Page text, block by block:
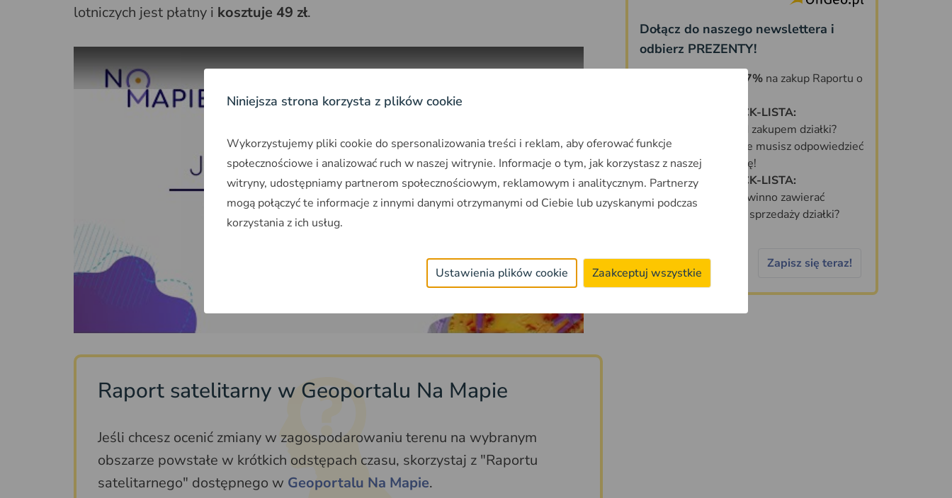
lotniczych jest płatny i kosztuje 49 zł.
Play
Raport satelitarny w Geoportalu Na Mapie
Jeśli chcesz ocenić zmiany w zagospodarowaniu terenu na wybranym
obszarze powstałe w krótkich odstępach czasu, skorzystaj z "Raportu
satelitarnego" dostępnego w Geoportalu Na Mapie.
Dołącz do naszego newslettera i
odbierz PREZENTY!
KOD ZNIŻKOWY 7%na zakup Raportu o
DARMOWA CHECK-LISTA:
Co sprawdzić przed zakupem działki?
70 PYTAŃ, na które musisz odpowiedzieć
zanim kupisz działkę!
DARMOWA CHECK-LISTA:
Jakie informacje powinno zawierać
idealne ogłoszenie sprzedaży działki?
Zapisz się teraz!
Niniejsza strona korzysta z plików cookie
Wykorzystujemy pliki cookie do spersonalizowania treści i reklam, aby oferować funkcje
społecznościowe i analizować ruch w naszej witrynie. Informacje o tym, jak korzystasz z naszej
witryny, udostępniamy partnerom społecznościowym, reklamowym i analitycznym. Partnerzy
mogą połączyć te informacje z innymi danymi otrzymanymi od Ciebie lub uzyskanymi podczas
korzystania z ich usług.
Ustawienia plików cookie Zaakceptuj wszystkie